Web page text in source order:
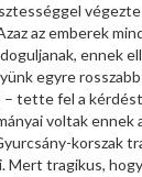
az emberek
ennek
egyre
tette fel a kérdést
voltak ennek
korszak
tragikus,